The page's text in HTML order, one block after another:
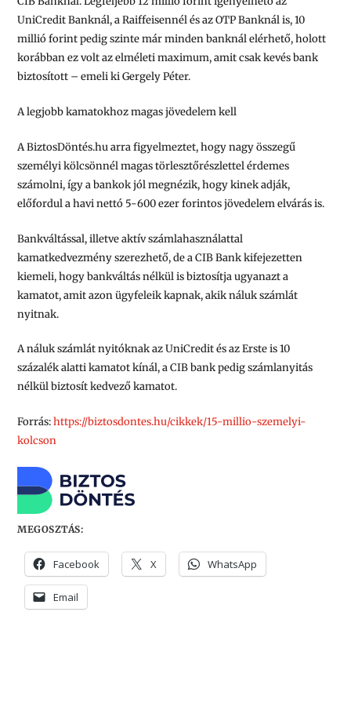
UniCredit Banknál, a Raiffeisennél és az OTP Banknál is, 10
millió forint pedig szinte már minden banknál elérhető, holott
korábban ez volt az elméleti maximum, amit csak kevés bank
biztosított – emeli ki Gergely Péter.
A legjobb kamatokhoz magas jövedelem kell
A BiztosDöntés.hu arra figyelmeztet, hogy nagy összegű
személyi kölcsönnél magas törlesztőrészlettel érdemes
számolni, így a bankok jól megnézik, hogy kinek adják,
előfordul a havi nettó 5-600 ezer forintos jövedelem elvárás is.
Bankváltással, illetve aktív számlahasználattal
kamatkedvezmény szerezhető, de a CIB Bank kifejezetten
kiemeli, hogy bankváltás nélkül is biztosítja ugyanazt a
kamatot, amit azon ügyfeleik kapnak, akik náluk számlát
nyitnak.
A náluk számlát nyitóknak az UniCredit és az Erste is 10
százalék alatti kamatot kínál, a CIB bank pedig számlanyitás
nélkül biztosít kedvező kamatot.
Forrás:https://biztosdontes.hu/cikkek/15-millio-szemelyi-
kolcson
MEGOSZTÁS:
Facebook X WhatsApp
Email